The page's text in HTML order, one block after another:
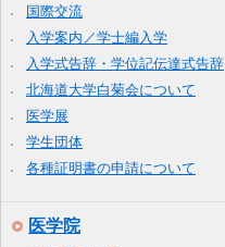
国際交流
入学案内／学士編入学
入学式告辞・学位記伝達式告辞
北海道大学白菊会について
医学展
学生団体
各種証明書の申請について
医学院